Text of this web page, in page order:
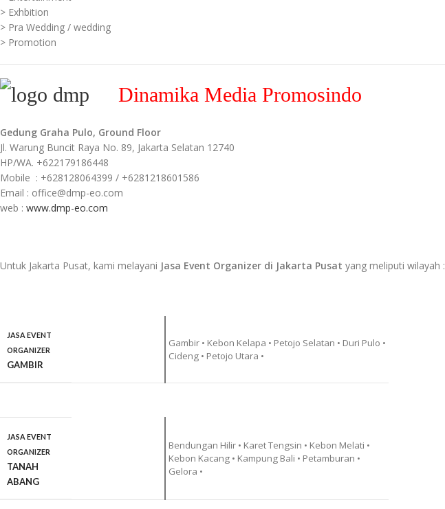
> Exhbition
> Pra Wedding / wedding
> Promotion
Dinamika Media Promosindo
Gedung Graha Pulo, Ground Floor
Jl. Warung Buncit Raya No. 89, Jakarta Selatan 12740
HP/WA. +622179186448
Mobile : +628128064399 / +6281218601586
Email : office@dmp-eo.com
web : www.dmp-eo.com
Untuk Jakarta Pusat, kami melayani Jasa Event Organizer di Jakarta Pusat yang meliputi wilayah :
JASA EVENT
ORGANIZER
GAMBIR
Gambir • Kebon Kelapa • Petojo Selatan • Duri Pulo •
Cideng • Petojo Utara •
JASA EVENT
ORGANIZER
TANAH
ABANG
Bendungan Hilir • Karet Tengsin • Kebon Melati •
Kebon Kacang • Kampung Bali • Petamburan •
Gelora •